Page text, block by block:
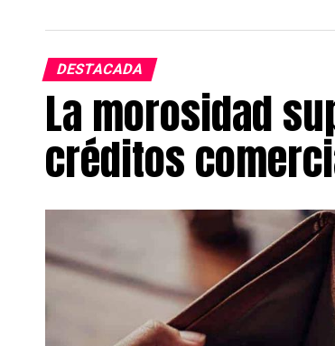
DESTACADA
La morosidad
créditos